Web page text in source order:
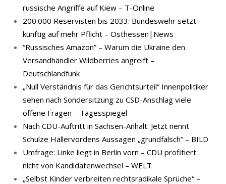
russische Angriffe auf Kiew – T-Online
200.000 Reservisten bis 2033: Bundeswehr setzt
künftig auf mehr Pflicht – Osthessen|News
“Russisches Amazon” – Warum die Ukraine den
Versandhändler Wildberries angreift –
Deutschlandfunk
„Null Verständnis für das Gerichtsurteil“ Innenpolitiker
sehen nach Sondersitzung zu CSD-Anschlag viele
offene Fragen – Tagesspiegel
Nach CDU-Auftritt in Sachsen-Anhalt: Jetzt nennt
Schulze Hallervordens Aussagen „grundfalsch“ – BILD
Umfrage: Linke liegt in Berlin vorn – CDU profitiert
nicht von Kandidatenwechsel – WELT
„Selbst Kinder verbreiten rechtsradikale Sprüche“ –